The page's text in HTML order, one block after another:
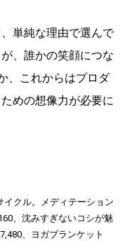
単純な理由で選んで
、誰かの笑顔につな
、これからはプロダ
めの想像力が必要に
クル。メディテーション
、沈みすぎないコシが魅
、ヨガブランケット